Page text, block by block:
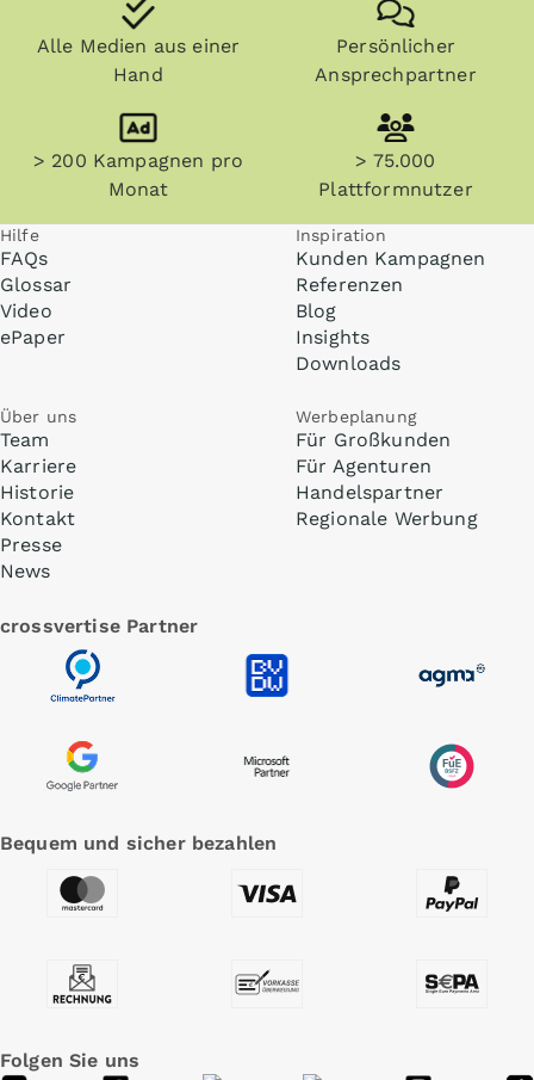
Alle Medien aus einer
Hand
Persönlicher
Ansprechpartner
> 200 Kampagnen pro
Monat
> 75.000
Plattformnutzer
Hilfe
FAQs
Glossar
Video
ePaper
Inspiration
Kunden Kampagnen
Referenzen
Blog
Insights
Downloads
Über uns
Team
Karriere
Historie
Kontakt
Presse
News
Werbeplanung
Für Großkunden
Für Agenturen
Handelspartner
Regionale Werbung
crossvertise Partner
Bequem und sicher bezahlen
Folgen Sie uns